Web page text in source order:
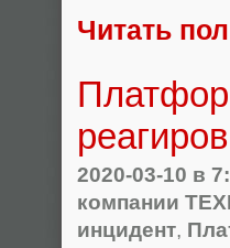
Читать
2020-03-10 в
компании
инцидент,